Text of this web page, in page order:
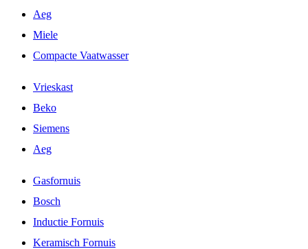
Aeg
Miele
Compacte Vaatwasser
Vrieskast
Beko
Siemens
Aeg
Gasfornuis
Bosch
Inductie Fornuis
Keramisch Fornuis